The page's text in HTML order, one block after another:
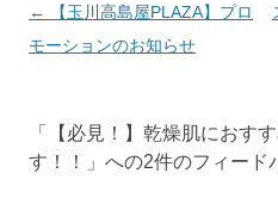
投
稿
←
【玉川高島屋PLAZA】プロ
モーションのお知らせ
「
【必見！】乾燥肌におす
す！！
」への2件のフィード